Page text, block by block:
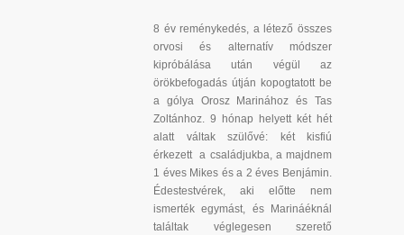
8 év reménykedés, a létező összes
orvosi és alternatív módszer
kipróbálása után végül az
örökbefogadás útján kopogtatott be
a gólya Orosz Marinához és Tas
Zoltánhoz. 9 hónap helyett két hét
alatt váltak szülővé: két kisfiú
érkezett a családjukba, a majdnem
1 éves Mikes és a 2 éves Benjámin.
Édestestvérek, aki előtte nem
ismerték egymást, és Marináéknál
találtak véglegesen szerető